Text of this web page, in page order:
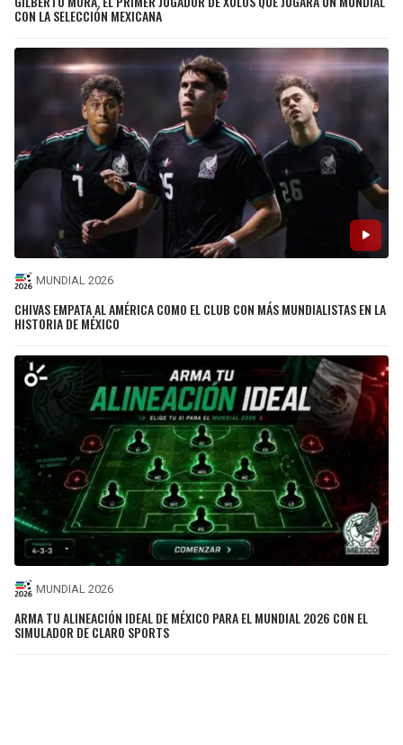
CON LA SELECCIÓN MEXICANA
MUNDIAL 2026
CHIVAS EMPATA AL AMÉRICA COMO EL CLUB CON MÁS MUNDIALISTAS EN LA
HISTORIA DE MÉXICO
MUNDIAL 2026
ARMA TU ALINEACIÓN IDEAL DE MÉXICO PARA EL MUNDIAL 2026 CON EL
SIMULADOR DE CLARO SPORTS